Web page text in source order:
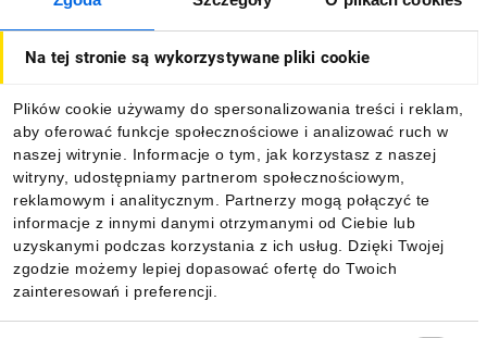
Na tej stronie są wykorzystywane pliki cookie
Plików cookie używamy do spersonalizowania treści i reklam,
aby oferować funkcje społecznościowe i analizować ruch w
naszej witrynie. Informacje o tym, jak korzystasz z naszej
witryny, udostępniamy partnerom społecznościowym,
reklamowym i analitycznym. Partnerzy mogą połączyć te
informacje z innymi danymi otrzymanymi od Ciebie lub
uzyskanymi podczas korzystania z ich usług. Dzięki Twojej
zgodzie możemy lepiej dopasować ofertę do Twoich
zainteresowań i preferencji.
O firmie
Informacje
Pobierz naszą aplikację mobilną: